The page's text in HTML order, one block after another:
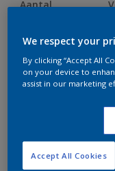
Aantal
Op dit moment is
er hard aan om
We respect your
By clicking “Accept All
on your device to
assist in our marketing
Accept All Cookies